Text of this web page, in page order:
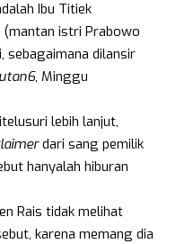
Ibu Titiek
istri Prabowo
sebagaimana dilansir
, Minggu
lebih lanjut,
dari sang pemilik
hanyalah hiburan
Rais tidak melihat
karena memang dia